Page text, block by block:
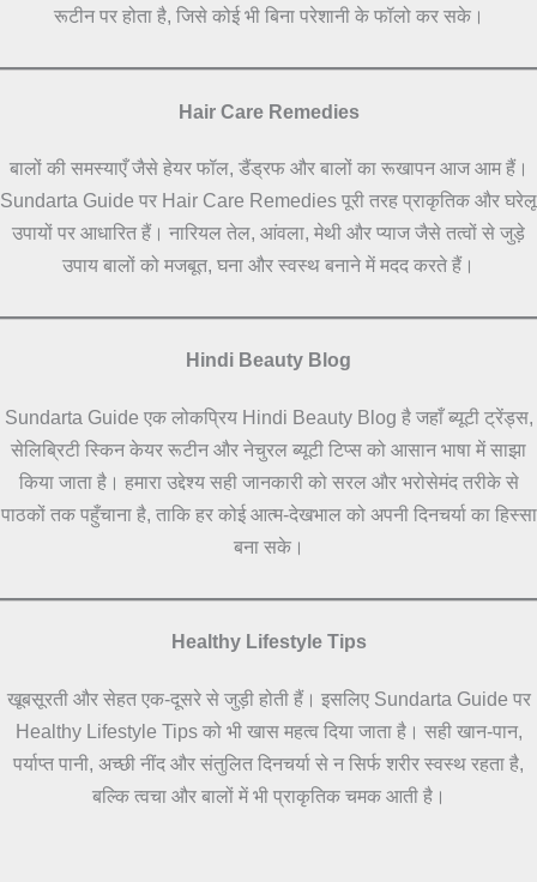
रूटीन पर होता है, जिसे कोई भी बिना परेशानी के फॉलो कर सके।
Hair Care Remedies
बालों की समस्याएँ जैसे हेयर फॉल, डैंड्रफ और बालों का रूखापन आज आम हैं।
Sundarta Guide पर Hair Care Remedies पूरी तरह प्राकृतिक और घरेलू
उपायों पर आधारित हैं। नारियल तेल, आंवला, मेथी और प्याज जैसे तत्वों से जुड़े
उपाय बालों को मजबूत, घना और स्वस्थ बनाने में मदद करते हैं।
Hindi Beauty Blog
Sundarta Guide एक लोकप्रिय Hindi Beauty Blog है जहाँ ब्यूटी ट्रेंड्स,
सेलिब्रिटी स्किन केयर रूटीन और नेचुरल ब्यूटी टिप्स को आसान भाषा में साझा
किया जाता है। हमारा उद्देश्य सही जानकारी को सरल और भरोसेमंद तरीके से
पाठकों तक पहुँचाना है, ताकि हर कोई आत्म-देखभाल को अपनी दिनचर्या का हिस्सा
बना सके।
Healthy Lifestyle Tips
खूबसूरती और सेहत एक-दूसरे से जुड़ी होती हैं। इसलिए Sundarta Guide पर
Healthy Lifestyle Tips को भी खास महत्व दिया जाता है। सही खान-पान,
पर्याप्त पानी, अच्छी नींद और संतुलित दिनचर्या से न सिर्फ शरीर स्वस्थ रहता है,
बल्कि त्वचा और बालों में भी प्राकृतिक चमक आती है।